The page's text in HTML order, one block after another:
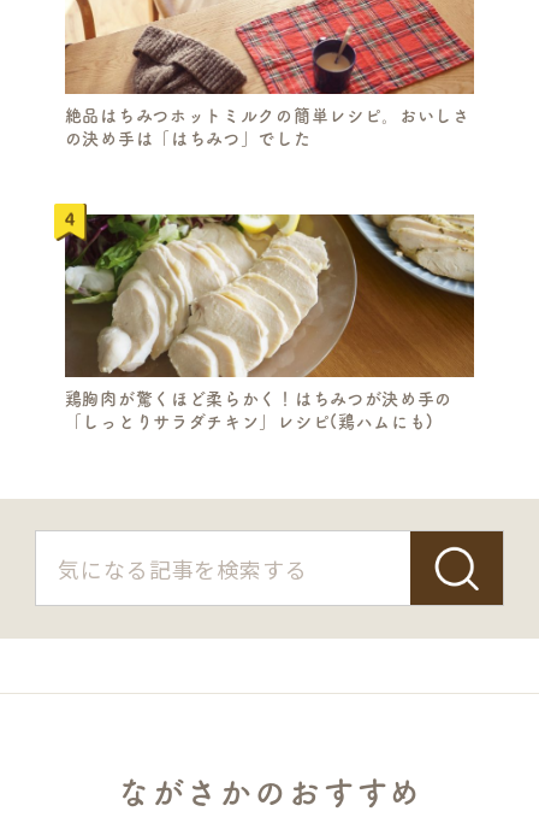
絶品はちみつホットミルクの簡単レシピ。おいしさ
の決め手は「はちみつ」でした
鶏胸肉が驚くほど柔らかく！はちみつが決め手の
「しっとりサラダチキン」レシピ(鶏ハムにも)
ながさかのおすすめ